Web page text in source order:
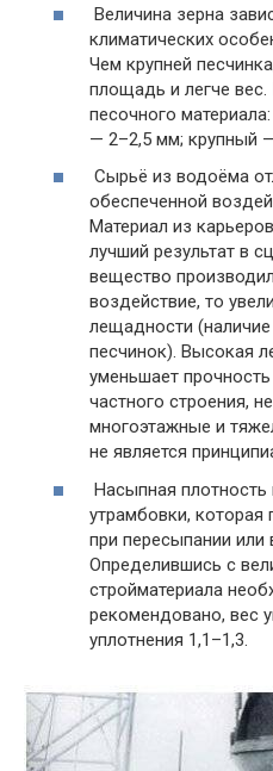
Величина зерна
климатических
Чем крупней
площадь и легче
песочного
— 2–2,5 мм; крупный
Сырьё из водоёма
обеспеченной
Материал из
лучший результат в
вещество
воздействие, то
лещадности
песчинок). Высокая
уменьшает
частного строения,
многоэтажные и
не является
Насыпная плотность
утрамбовки, которая
при пересыпании или
Определившись с
стройматериала
рекомендовано, вес
уплотнения 1,1–1,3.